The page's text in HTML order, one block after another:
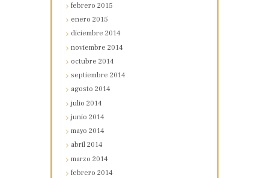
febrero2015
enero2015
diciembre2014
noviembre2014
octubre2014
septiembre2014
agosto2014
julio2014
junio2014
mayo2014
abril2014
marzo2014
febrero2014